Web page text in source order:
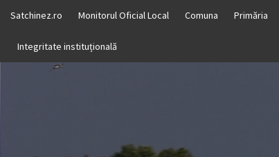
content
Satchinez.ro Monitorul Oficial Local Comuna Primăria
Integritate instituțională